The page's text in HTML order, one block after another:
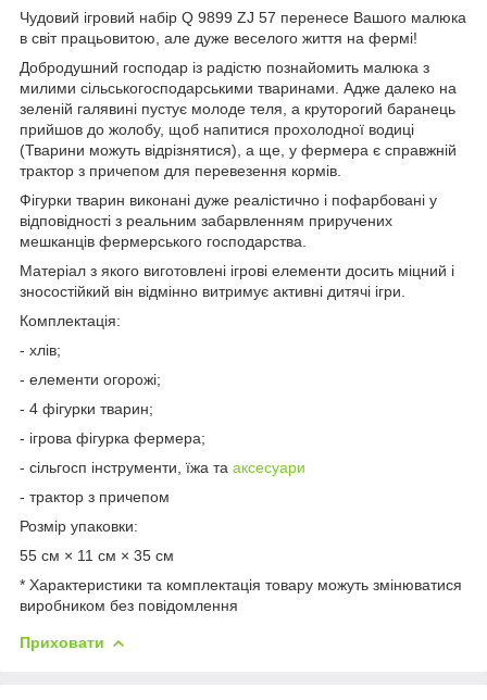
Чудовий ігровий набір Q 9899 ZJ 57 перенесе Вашого малюка
в світ працьовитою, але дуже веселого життя на фермі!
Добродушний господар із радістю познайомить малюка з
милими сільськогосподарськими тваринами. Адже далеко на
зеленій галявині пустує молоде теля, а круторогий баранець
прийшов до жолобу, щоб напитися прохолодної водиці
(Тварини можуть відрізнятися), а ще, у фермера є справжній
трактор з причепом для перевезення кормів.
Фігурки тварин виконані дуже реалістично і пофарбовані у
відповідності з реальним забарвленням приручених
мешканців фермерського господарства.
Матеріал з якого виготовлені ігрові елементи досить міцний і
зносостійкий він відмінно витримує активні дитячі ігри.
Комплектація:
- хлів;
- елементи огорожі;
- 4 фігурки тварин;
- ігрова фігурка фермера;
- сільгосп інструменти, їжа та аксесуари
- трактор з причепом
Розмір упаковки:
55 см × 11 см × 35 см
* Характеристики та комплектація товару можуть змінюватися
виробником без повідомлення
Приховати